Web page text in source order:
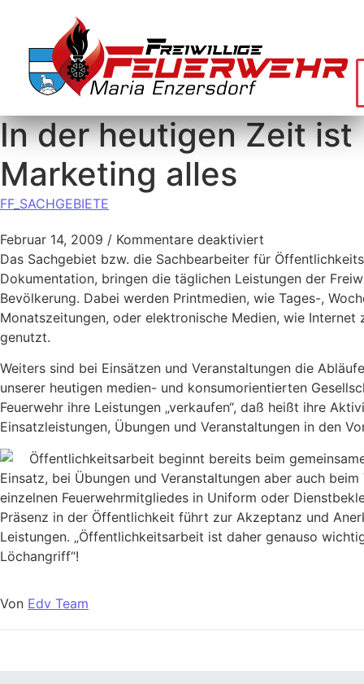
In der heutigen Zeit ist
Marketing alles
FF_SACHGEBIETE
Februar 14, 2009 / Kommentare deaktiviert
Das Sachgebiet bzw. die Sachbearbeiter für
Dokumentation, bringen die täglichen Leistungen der
Bevölkerung. Dabei werden Printmedien, wie Tages-,
Monatszeitungen, oder elektronische Medien, wie Internet
genutzt.
Weiters sind bei Einsätzen und Veranstaltungen die
unserer heutigen medien- und konsumorientierten
Feuerwehr ihre Leistungen „verkaufen“, daß heißt ihre
Einsatzleistungen, Übungen und Veranstaltungen in den
Öffentlichkeitsarbeit beginnt bereits beim
Einsatz, bei Übungen und Veranstaltungen aber auch beim
einzelnen Feuerwehrmitgliedes in Uniform oder
Präsenz in der Öffentlichkeit führt zur Akzeptanz und
Leistungen. „Öffentlichkeitsarbeit ist daher genauso
Löchangriff“!
Von Edv Team